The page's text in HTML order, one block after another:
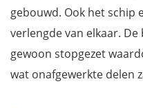
gebouwd. Ook het schip
verlengde van elkaar.
gewoon stopgezet
wat onafgewerkte delen